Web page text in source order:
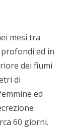
mesi tra
ed in
dei fiumi
di
ed
60 giorni.